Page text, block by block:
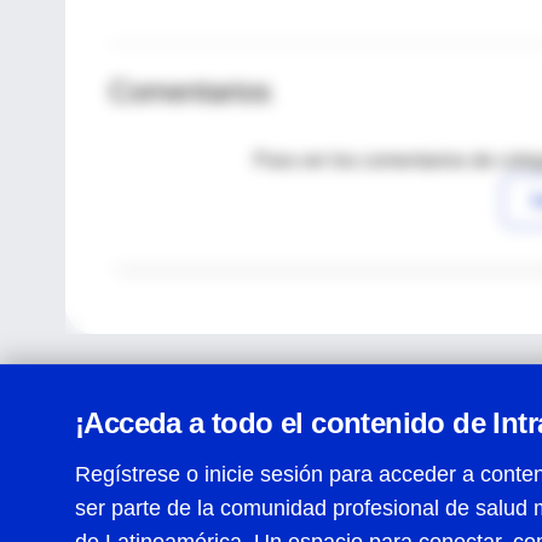
Comentarios
Para ver los comentarios de
¡Acceda a todo el contenido de
Regístrese o inicie sesión para acceder a
ser parte de la comunidad profesional de salud
Centro de Ayuda